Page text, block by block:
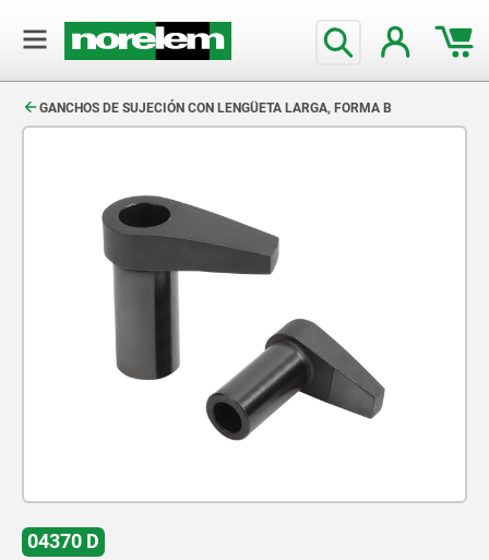
GANCHOS DE SUJECIÓN CON LENGÜETA LARGA, FORMA B
04370 D